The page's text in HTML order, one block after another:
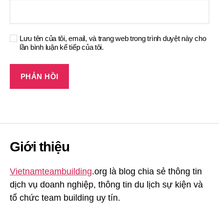
Lưu tên của tôi, email, và trang web trong trình duyệt này cho
lần bình luận kế tiếp của tôi.
Giới thiệu
Vietnamteambuilding.org là blog chia sẻ thông tin
dịch vụ doanh nghiệp, thông tin du lịch sự kiện và
tổ chức team building uy tín.